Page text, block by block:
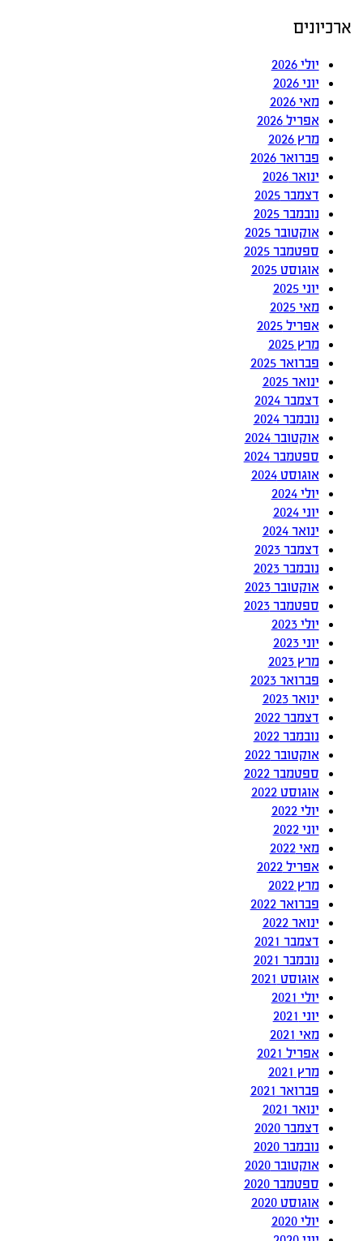
ארכיונים
יולי 2026
יוני 2026
מאי 2026
אפריל 2026
מרץ 2026
פברואר 2026
ינואר 2026
דצמבר 2025
נובמבר 2025
אוקטובר 2025
ספטמבר 2025
אוגוסט 2025
יוני 2025
מאי 2025
אפריל 2025
מרץ 2025
פברואר 2025
ינואר 2025
דצמבר 2024
נובמבר 2024
אוקטובר 2024
ספטמבר 2024
אוגוסט 2024
יולי 2024
יוני 2024
ינואר 2024
דצמבר 2023
נובמבר 2023
אוקטובר 2023
ספטמבר 2023
יולי 2023
יוני 2023
מרץ 2023
פברואר 2023
ינואר 2023
דצמבר 2022
נובמבר 2022
אוקטובר 2022
ספטמבר 2022
אוגוסט 2022
יולי 2022
יוני 2022
מאי 2022
אפריל 2022
מרץ 2022
פברואר 2022
ינואר 2022
דצמבר 2021
נובמבר 2021
אוגוסט 2021
יולי 2021
יוני 2021
מאי 2021
אפריל 2021
מרץ 2021
פברואר 2021
ינואר 2021
דצמבר 2020
נובמבר 2020
אוקטובר 2020
ספטמבר 2020
אוגוסט 2020
יולי 2020